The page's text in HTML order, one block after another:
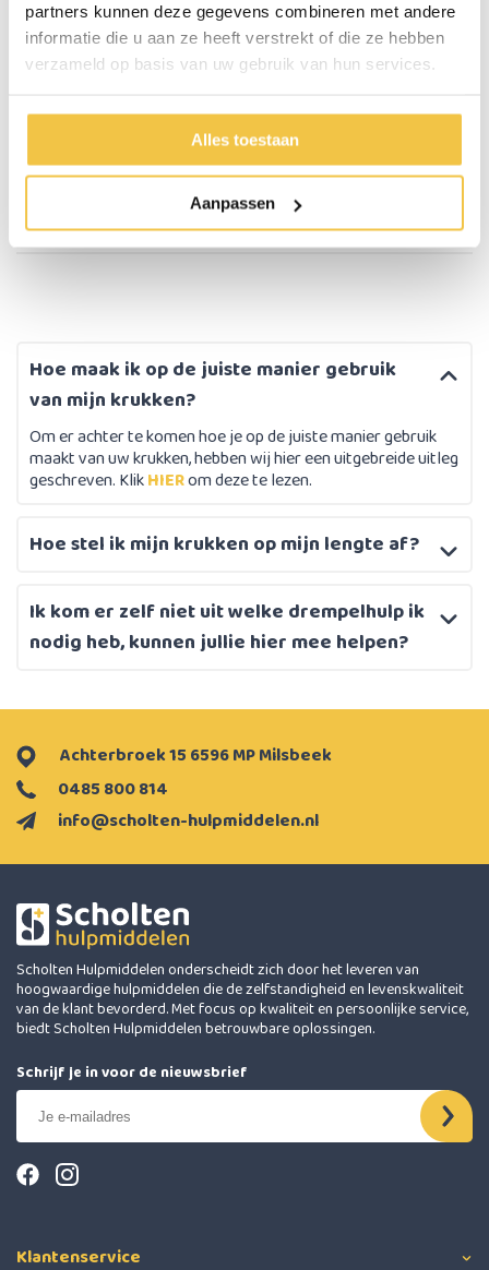
partners kunnen deze gegevens combineren met andere
informatie die u aan ze heeft verstrekt of die ze hebben
verzameld op basis van uw gebruik van hun services.
Alles toestaan
Aanpassen
Persoonlijk advies
Persoonlijkadviesop maat
Hoe maak ik op de juiste manier gebruik
van mijn krukken?
Om er achter te komen hoe je op de juiste manier gebruik
maakt van uw krukken, hebben wij hier een uitgebreide uitleg
geschreven. KlikHIERom deze te lezen.
Hoe stel ik mijn krukken op mijn lengte af?
Ik kom er zelf niet uit welke drempelhulp ik
nodig heb, kunnen jullie hier mee helpen?
info@scholten-hulpmiddelen.nl
0485 800 814
Achterbroek 15 6596 MP Milsbeek
Scholten Hulpmiddelen onderscheidt zich door het leveren van
hoogwaardige hulpmiddelen die de zelfstandigheid en levenskwaliteit
van de klant bevorderd. Met focus op kwaliteit en persoonlijke service,
biedt Scholten Hulpmiddelen betrouwbare oplossingen.
Schrijf je in voor de nieuwsbrief
Klantenservice